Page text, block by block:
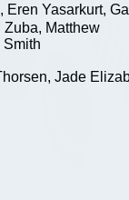
Yasarkurt,
Matthew
Jade